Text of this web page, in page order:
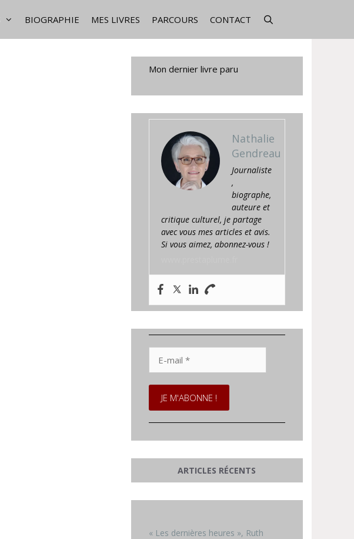
BIOGRAPHIE MES LIVRES PARCOURS CONTACT
Mon dernier livre paru
Nathalie
Gendreau
Journaliste
,
biographe,
auteure et
critique culturel, je partage
avec vous mes articles et avis.
Si vous aimez, abonnez-vous !
mail
*
ARTICLES RÉCENTS
« Les dernières heures », Ruth